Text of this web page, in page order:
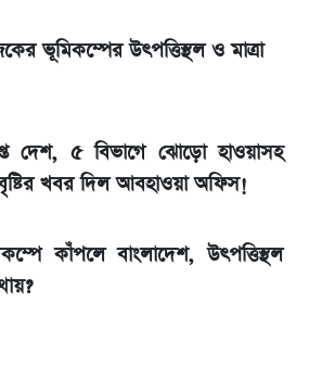
আজকের সোনার দাম
রহমান—তুলনায় যা বললেন
ভূমিকম্পের উৎপত্তিস্থল ও মাত্রা
দেশ, ৫ বিভাগে ঝোড়ো হাওয়াসহ
খবর দিল আবহাওয়া অফিস!
কাঁপলে বাংলাদেশ, উৎপত্তিস্থল